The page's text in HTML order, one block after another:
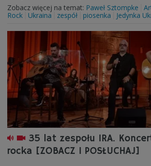
Zobacz więcej na temat: Paweł Sztompke
Rock
Ukraina zespół piosenka Jedynka
35 lat zespołu IRA.
rocka [ZOBACZ I POSŁUCHAJ]